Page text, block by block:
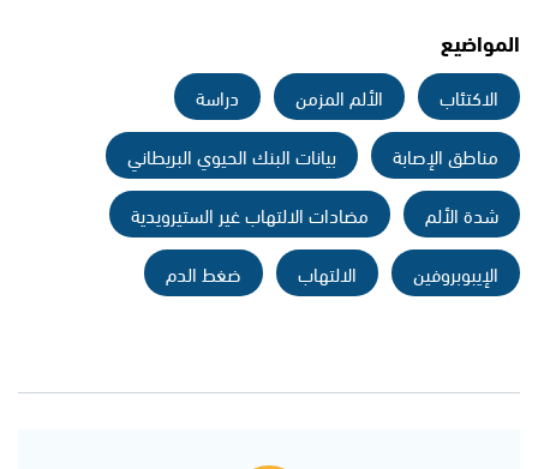
المواضيع
الاكتئاب الألم المزمن
دراسة
مناطق الإصابة
بيانات البنك الحيوي البريطاني
شدة الألم
مضادات الالتهاب غير الستيرويدية
الإيبوبروفين
الالتهاب ضغط الدم